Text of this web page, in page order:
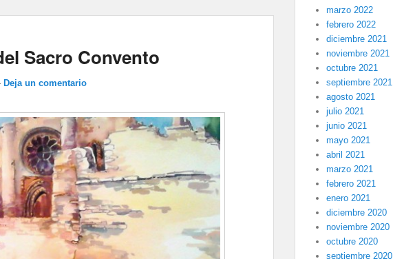
Sacro Convento
Deja un comentario
marzo 2022
febrero 2022
diciembre 2021
noviembre 2021
octubre 2021
septiembre 2021
agosto 2021
julio 2021
junio 2021
mayo 2021
abril 2021
marzo 2021
febrero 2021
enero 2021
diciembre 2020
noviembre 2020
octubre 2020
septiembre 2020